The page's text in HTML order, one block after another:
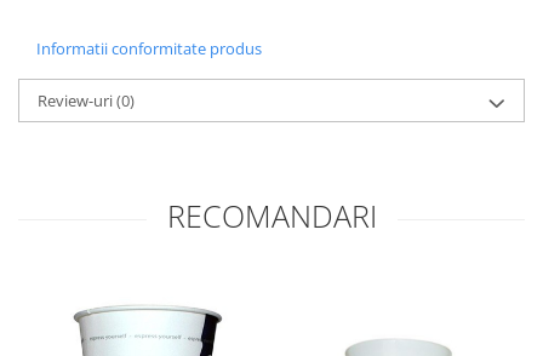
Informatii conformitate produs
Review-uri(0)
RECOMANDARI